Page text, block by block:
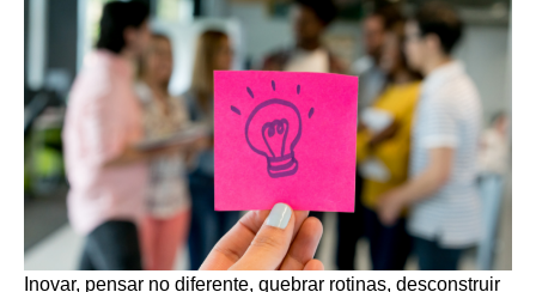
Inovar, pensar no diferente, quebrar rotinas, desconstruir